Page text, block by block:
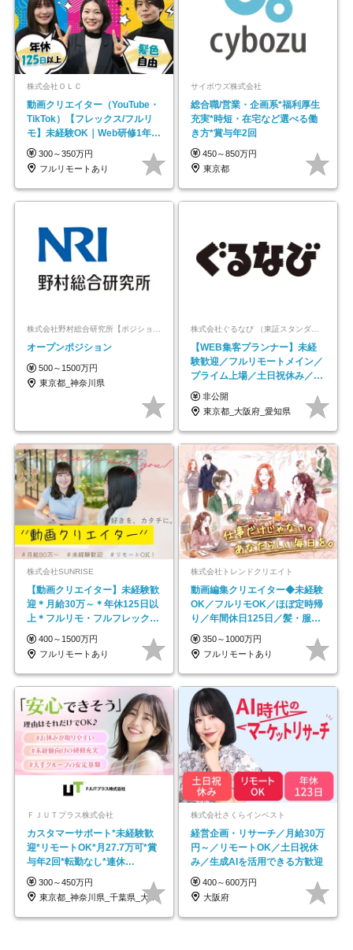
株式会社ＯＬＣ
動画クリエイター（YouTube・
TikTok）【フレックス/フルリ
モ】未経験OK｜Web研修1年間
｜副業OK
300～350万円
フルリモートあり
サイボウズ株式会社
総合職/営業・企画系*福利厚生
充実*時短・在宅など選べる働
き方*賞与年2回
450～850万円
東京都
オープンポジション
500～1500万円
東京都_神奈川県
株式会社ぐるなび （東証スタンダード上場）
【WEB集客プランナー】未経
験歓迎／フルリモートメイン／
プライム上場／土日祝休み／東
京・大阪・名古屋
非公開
東京都_大阪府_愛知県
株式会社SUNRISE
【動画クリエイター】未経験歓
迎＊月給30万～＊年休125日以
上＊フルリモ・フルフレックス
◆10名の採用が決定◆
400～1500万円
フルリモートあり
株式会社トレンドクリエイト
動画編集クリエイター◆未経験
OK／フルリモOK／ほぼ定時帰
り／年間休日125日／髪・服・
ネイル自由／副業OK
350～1000万円
フルリモートあり
ＦＪＵＴプラス株式会社
カスタマーサポート*未経験歓
迎*リモートOK*月27.7万可*賞
与年2回*転勤なし*連休
OK/ZE010232
300～450万円
東京都_神奈川県_千葉県_大阪府_愛知県…
株式会社さくらインベスト
経営企画・リサーチ／月給30万
円～／リモートOK／土日祝休
み／生成AIを活用できる方歓迎
400～600万円
大阪府